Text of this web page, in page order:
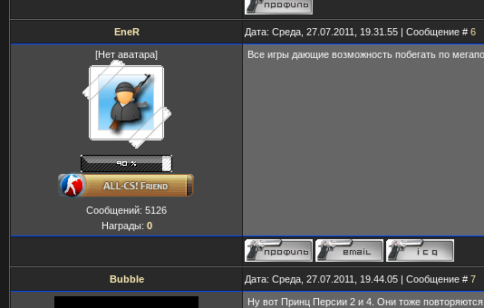
EneR Дата: Среда, 27.07.2011, 19.31.55 | Сообщение # 6
[Нет аватара]
Сообщений: 5126
Награды: 0
Все игры дающие возможность побегать по
Bubble Дата: Среда, 27.07.2011, 19.44.05 | Сообщение # 7
Ну вот Принц Персии 2 и 4. Они тоже